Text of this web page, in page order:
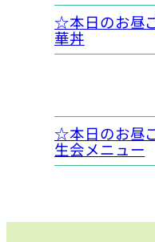
☆本日のお昼
華丼
☆本日のお昼
生会メニュー